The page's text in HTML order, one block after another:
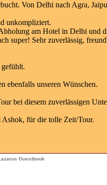
Von Delhi nach Agra,
unkompliziert.
am Hotel in Delhi und
super! Sehr zuverlässig,
gefühlt.
ebenfalls unseren Wünschen.
bei diesem zuverlässigen
für die tolle Zeit/Tour.
Guestbook